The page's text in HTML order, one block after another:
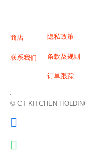
商店
联系我们
隐私政策
条款及规则
订单跟踪
© CT KITCHEN